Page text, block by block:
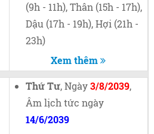
(9h - 11h), Thân (15h - 17h),
Dậu (17h - 19h), Hợi (21h -
23h)
Xem thêm
Thứ Tư, Ngày3/8/2039,
Âm lịch tức ngày
14/6/2039